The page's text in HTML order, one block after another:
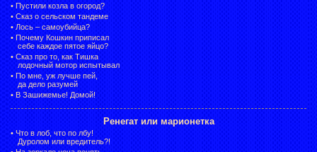
• Пустили козла в огород?
• Сказ о сельском тандеме
• Лось – самоубийца?
• Почему Кошкин приписал
себе каждое пятое яйцо?
• Сказ про то, как Тишка
лодочный мотор испытывал
• По мне, уж лучше пей,
да дело разумей
• В Зашижемье! Домой!
Ренегат или марионетка
• Что в лоб, что по лбу!
Дуролом или вредитель?!